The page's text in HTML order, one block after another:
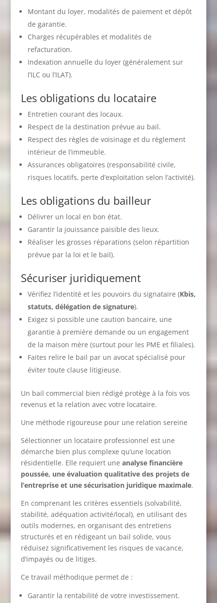
Montant du loyer, modalités de paiement et dépôt
de garantie.
Charges récupérables et modalités de
refacturation.
Indexation annuelle du loyer (généralement sur
l’ILC ou l’ILAT).
Les obligations du locataire
Entretien courant des locaux.
Respect de la destination prévue au bail.
Respect des règles de voisinage et du règlement
intérieur de l’immeuble.
Assurances obligatoires (responsabilité civile,
risques locatifs, perte d’exploitation selon l’activité).
Les obligations du bailleur
Délivrer un local en bon état.
Garantir la jouissance paisible des lieux.
Réaliser les grosses réparations (selon répartition
prévue par la loi et le bail).
Sécuriser juridiquement
Vérifiez l’identité et les pouvoirs du signataire (Kbis,
statuts, délégation de signature).
Exigez si possible une caution bancaire, une
garantie à première demande ou un engagement
de la maison mère (surtout pour les PME et filiales).
Faites relire le bail par un avocat spécialisé pour
éviter toute clause litigieuse.
Un bail commercial bien rédigé protège à la fois vos
revenus et la relation avec votre locataire.
Une méthode rigoureuse pour une relation sereine
Sélectionner un locataire professionnel est une
démarche bien plus complexe qu’une location
résidentielle. Elle requiert une analyse financière
poussée, une évaluation qualitative des projets de
l’entreprise et une sécurisation juridique maximale.
En comprenant les critères essentiels (solvabilité,
stabilité, adéquation activité/local), en utilisant des
outils modernes, en organisant des entretiens
structurés et en rédigeant un bail solide, vous
réduisez significativement les risques de vacance,
d’impayés ou de litiges.
Ce travail méthodique permet de :
Garantir la rentabilité de votre investissement.